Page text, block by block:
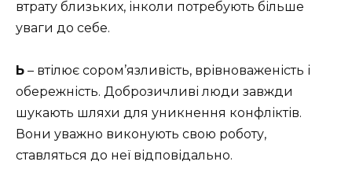
втрату близьких, інколи потребують більше
уваги до себе.
Ь – втілює сором’язливість, врівноваженість і
обережність. Доброзичливі люди завжди
шукають шляхи для уникнення конфліктів.
Вони уважно виконують свою роботу,
ставляться до неї відповідально.